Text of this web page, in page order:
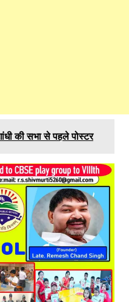
की सभा से पहले पोस्टर